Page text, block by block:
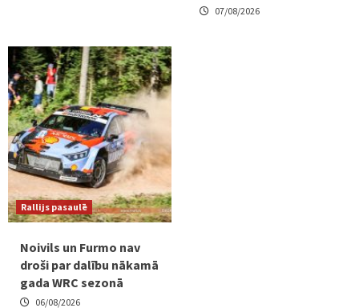
07/08/2026
Rallijs pasaulē
Noivils un Furmo nav
droši par dalību nākamā
gada WRC sezonā
06/08/2026